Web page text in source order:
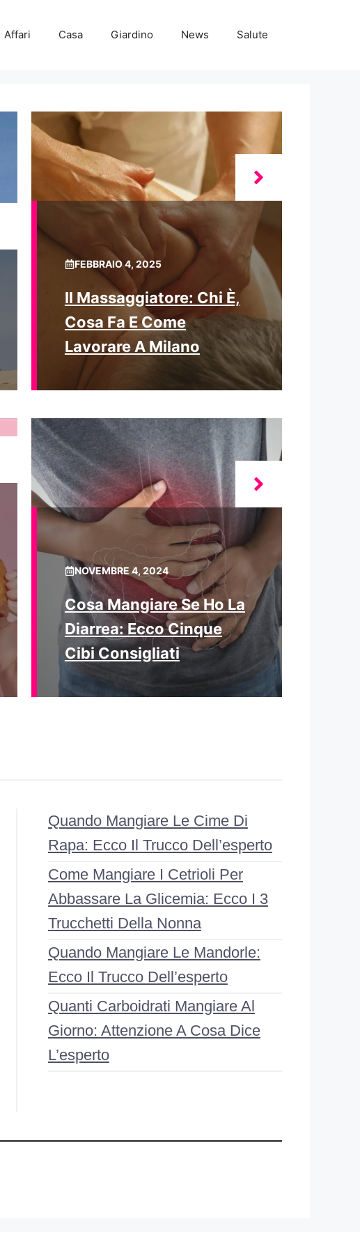
Affari Casa Giardino News Salute
FEBBRAIO 4, 2025
Il Massaggiatore: Chi È,
Cosa Fa E Come
Lavorare A Milano
NOVEMBRE 4, 2024
Cosa Mangiare Se Ho La
Diarrea: Ecco Cinque
Cibi Consigliati
Quando Mangiare Le Cime Di
Rapa: Ecco Il Trucco Dell’esperto
Come Mangiare I Cetrioli Per
Abbassare La Glicemia: Ecco I 3
Trucchetti Della Nonna
Quando Mangiare Le Mandorle:
Ecco Il Trucco Dell’esperto
Quanti Carboidrati Mangiare Al
Giorno: Attenzione A Cosa Dice
L’esperto